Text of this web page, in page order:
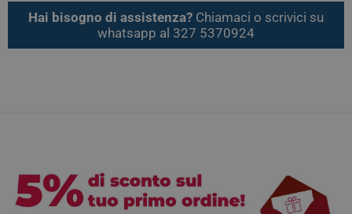
Hai bisogno di assistenza? Chiamaci o scrivici su
whatsapp al 327 5370924